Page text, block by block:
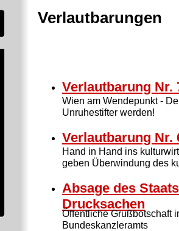
Verlautbarungen
Verlautbarung Nr.
Wien am Wendepunkt -
Unruhestifter werden!
Verlautbarung Nr.
Hand in Hand ins
geben Überwindung des
Absage des
Drucksachen
Öffentliche Grußbotschaft
Bundeskanzleramts